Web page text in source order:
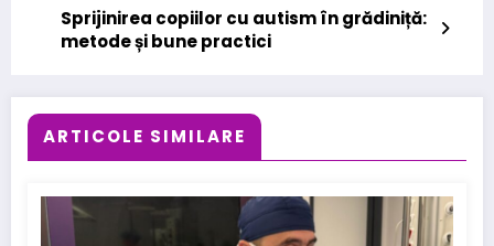
Sprijinirea copiilor cu autism în grădiniță:
metode și bune practici
ARTICOLE SIMILARE